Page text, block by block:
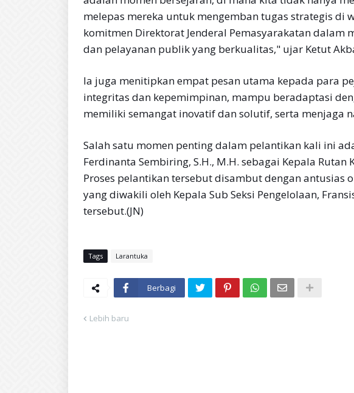
melepas mereka untuk mengemban tugas strategis di
komitmen Direktorat Jenderal Pemasyarakatan dalam
dan pelayanan publik yang berkualitas," ujar Ketut
la juga menitipkan empat pesan utama kepada para
integritas dan kepemimpinan, mampu beradaptasi
memiliki semangat inovatif dan solutif, serta menjaga
Salah satu momen penting dalam pelantikan kali ini
Ferdinanta Sembiring, S.H., M.H. sebagai Kepala Rutan
Proses pelantikan tersebut disambut dengan antusias
yang diwakili oleh Kepala Sub Seksi Pengelolaan,
tersebut.(JN)
Tags Larantuka
Berbagi
Lebih baru